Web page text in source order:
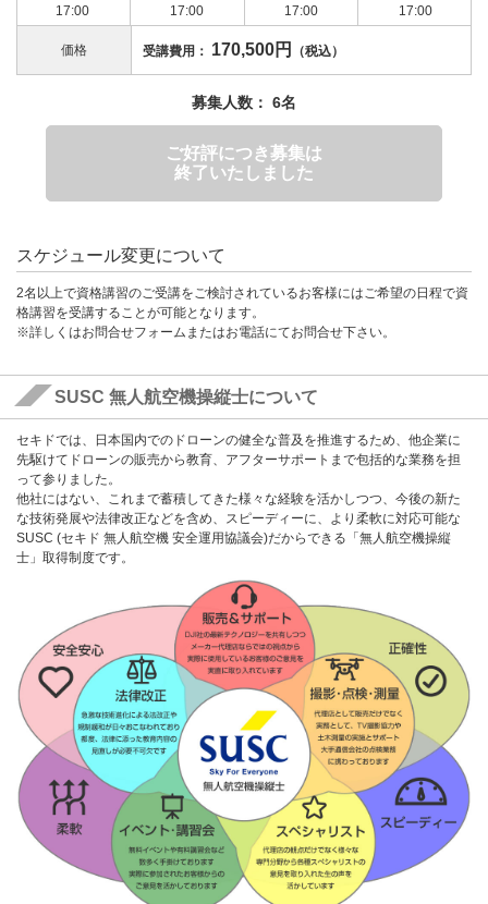
17:00
17:00
17:00
17:00
価格 受講費用： 170,500円 （税込）
募集人数： 6名
ご好評につき募集は
終了いたしました
スケジュール変更について
2名以上で資格講習のご受講をご検討されているお客様にはご希望の日程で資
格講習を受講することが可能となります。
※詳しくはお問合せフォームまたはお電話にてお問合せ下さい。
SUSC 無人航空機操縦士について
セキドでは、日本国内でのドローンの健全な普及を推進するため、他企業に
先駆けてドローンの販売から教育、アフターサポートまで包括的な業務を担
って参りました。
他社にはない、これまで蓄積してきた様々な経験を活かしつつ、今後の新た
な技術発展や法律改正などを含め、スピーディーに、より柔軟に対応可能な
SUSC (セキド 無人航空機 安全運用協議会)だからできる「無人航空機操縦
士」取得制度です。